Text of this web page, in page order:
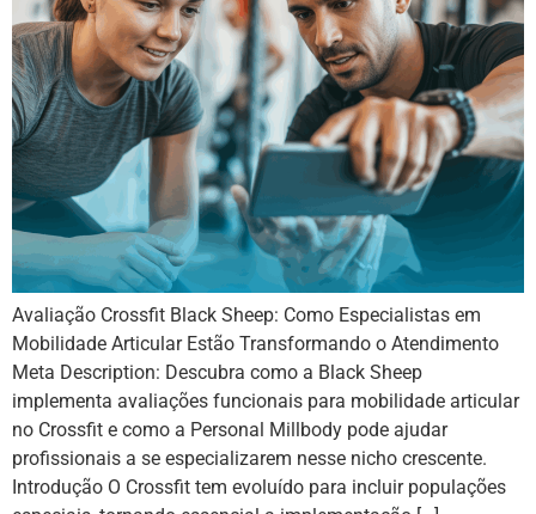
Avaliação Crossfit Black Sheep: Como Especialistas em
Mobilidade Articular Estão Transformando o Atendimento
Meta Description: Descubra como a Black Sheep
implementa avaliações funcionais para mobilidade articular
no Crossfit e como a Personal Millbody pode ajudar
profissionais a se especializarem nesse nicho crescente.
Introdução O Crossfit tem evoluído para incluir populações